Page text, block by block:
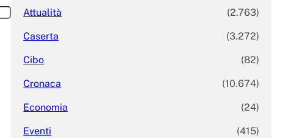
Attualità (2.763)
Caserta (3.272)
Cibo (82)
Cronaca (10.674)
Economia (24)
Eventi (415)